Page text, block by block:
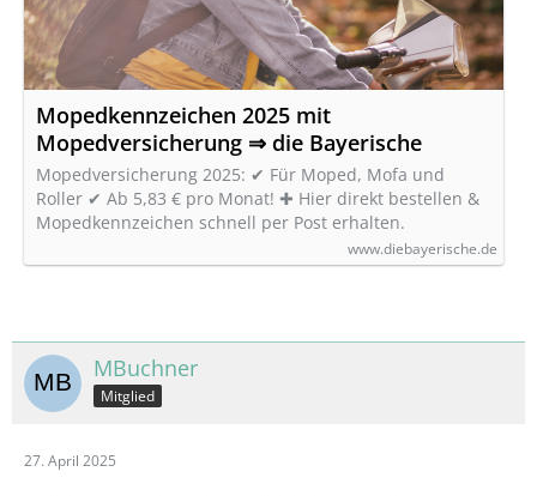
Mopedkennzeichen 2025 mit
Mopedversicherung ⇒ die Bayerische
Mopedversicherung 2025: ✔ Für Moped, Mofa und
Roller ✔ Ab 5,83 € pro Monat! ✚ Hier direkt bestellen &
Mopedkennzeichen schnell per Post erhalten.
www.diebayerische.de
MBuchner
Mitglied
27. April 2025